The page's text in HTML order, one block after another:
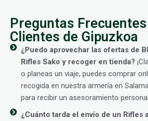
Preguntas
Clientes de Gipuzkoa
¿Puedo aprovechar las ofertas de
Rifles Sako y recoger en tienda?
o planeas un viaje, puedes comprar
recogida en nuestra armería en
para recibir un asesoramiento personal.
¿Cuánto tarda el envío de un Rifles